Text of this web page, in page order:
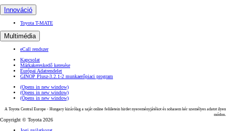
Innováció
Toyota T-MATE
Multimédia
eCall rendszer
Kapcsolat
Márkakereskedő keresése
Európai Adatrendelet
GINOP Plusz-3.2.1-2 munkaerőpiaci program
(Opens in new window)
(Opens in new window)
(Opens in new window)
A Toyota Central Europe - Hungary kizárólag a saját online felületein hirdet nyereményjátékot és sohasem kér személyes adatot ilyen
módon.
Copyright © Toyota 2026